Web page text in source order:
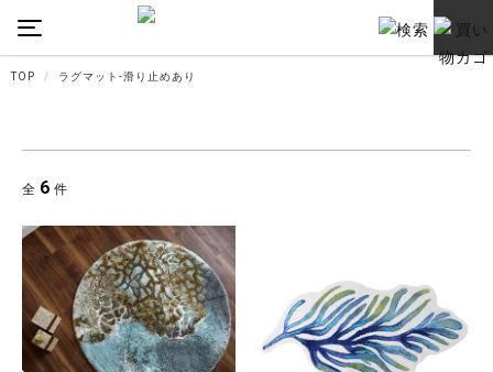
TOP ラグマット-滑り止めあり
全 6 件